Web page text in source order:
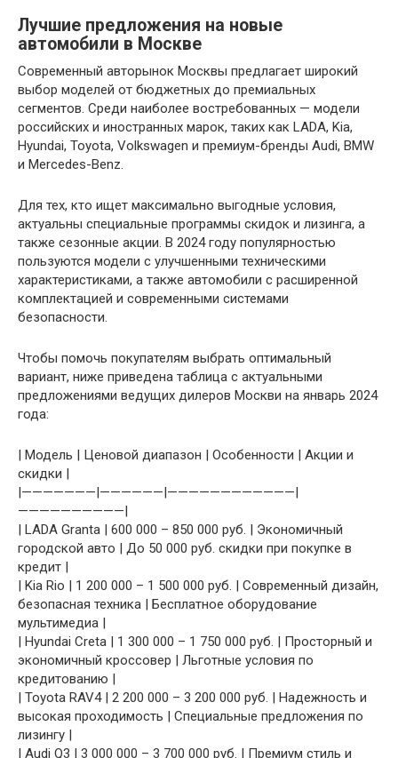
Лучшие предложения на новые
автомобили в Москве
Современный авторынок Москвы предлагает широкий
выбор моделей от бюджетных до премиальных
сегментов. Среди наиболее востребованных — модели
российских и иностранных марок, таких как LADA, Kia,
Hyundai, Toyota, Volkswagen и премиум-бренды Audi, BMW
и Mercedes-Benz.
Для тех, кто ищет максимально выгодные условия,
актуальны специальные программы скидок и лизинга, а
также сезонные акции. В 2024 году популярностью
пользуются модели с улучшенными техническими
характеристиками, а также автомобили с расширенной
комплектацией и современными системами
безопасности.
Чтобы помочь покупателям выбрать оптимальный
вариант, ниже приведена таблица с актуальными
предложениями ведущих дилеров Москви на январь 2024
года:
| Модель | Ценовой диапазон | Особенности | Акции и
скидки |
|———————|——————|————————————|
——————————|
| LADA Granta | 600 000 – 850 000 руб. | Экономичный
городской авто | До 50 000 руб. скидки при покупке в
кредит |
| Kia Rio | 1 200 000 – 1 500 000 руб. | Современный дизайн,
безопасная техника | Бесплатное оборудование
мультимедиа |
| Hyundai Creta | 1 300 000 – 1 750 000 руб. | Просторный и
экономичный кроссовер | Льготные условия по
кредитованию |
| Toyota RAV4 | 2 200 000 – 3 200 000 руб. | Надежность и
высокая проходимость | Специальные предложения по
лизингу |
| Audi Q3 | 3 000 000 – 3 700 000 руб. | Премиум стиль и